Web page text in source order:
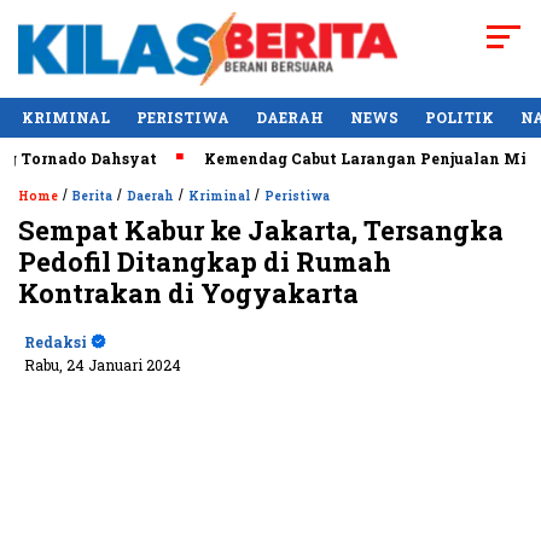
KRIMINAL PERISTIWA DAERAH NEWS POLITIK
Dahsyat Kemendag Cabut Larangan Penjualan Minyak
Home / Berita / Daerah / Kriminal / Peristiwa
Sempat Kabur ke Jakarta, Tersangka
Pedofil Ditangkap di Rumah
Kontrakan di Yogyakarta
Redaksi
Rabu, 24 Januari 2024